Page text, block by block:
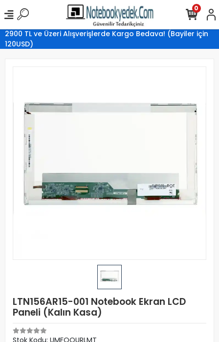
2900 TL ve Üzeri Alışverişlerde Kargo Bedava! (Bayiler için
120USD)
0
LTN156AR15-001 Notebook Ekran LCD
Paneli (Kalın Kasa)
Stok Kodu: UMFOOURLMT